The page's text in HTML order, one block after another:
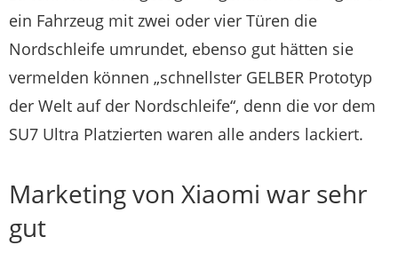
ein Fahrzeug mit zwei oder vier Türen die
Nordschleife umrundet, ebenso gut hätten sie
vermelden können „schnellster GELBER Prototyp
der Welt auf der Nordschleife“, denn die vor dem
SU7 Ultra Platzierten waren alle anders lackiert.
Marketing von Xiaomi war sehr
gut